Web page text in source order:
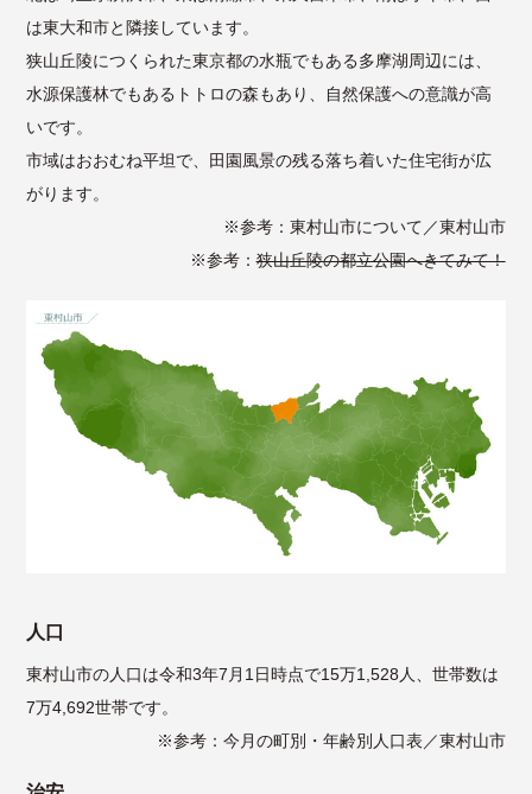
は東大和市と隣接しています。
狭山丘陵につくられた東京都の水瓶でもある多摩湖周辺には、
水源保護林でもあるトトロの森もあり、自然保護への意識が高
いです。
市域はおおむね平坦で、田園風景の残る落ち着いた住宅街が広
がります。
※参考： 東村山市について／東村山市
※参考：狭山丘陵の都立公園へきてみて！
人口
東村山市の人口は令和3年7月1日時点で15万1,528人、世帯数は
7万4,692世帯です。
※参考： 今月の町別・年齢別人口表／東村山市